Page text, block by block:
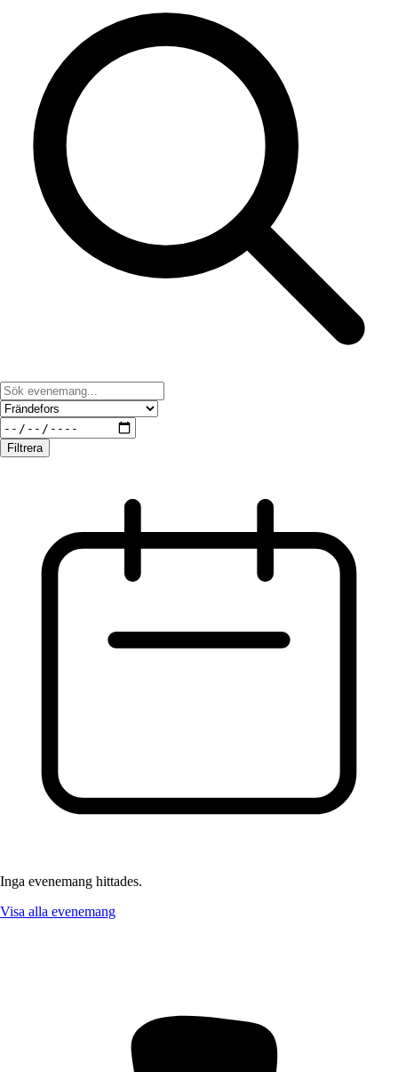
Filtrera
Inga evenemang hittades.
Visa alla evenemang